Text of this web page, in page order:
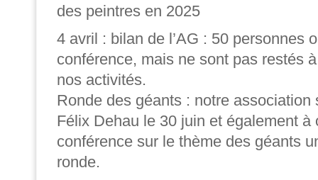
des peintres en 2025
4 avril : bilan de l’AG : 50 personnes
conférence, mais ne sont pas restés
nos activités.
Ronde des géants : notre association
Félix Dehau le 30 juin et également à
conférence sur le thème des géants
ronde.